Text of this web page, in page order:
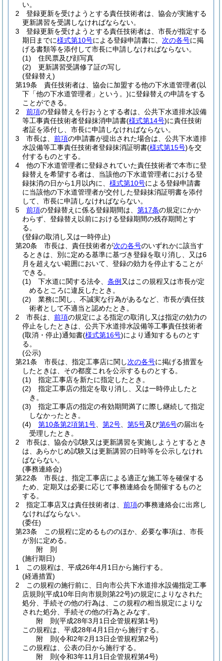
い。
2
登録更新を受けようとする責任技術者は、協会が実施する
更新講習を受講しなければならない。
3
登録更新を受けようとする責任技術者は、市長が指定する
期日までに様式第10号による登録申請書に、 次の各号に掲
げる書類等を添付して市長に申請しなければならない。
(1)
住民票及び顔写真
(2)
更新講習受講修了証の写し
(登録替え)
第19条
責任技術者は、協会に加盟する他の下水道管理者(以
下「他の下水道管理者」という。)に登録替えの申請をする
ことができる。
2
前項の登録替えを行おうとする者は、公共下水道排水設備
等工事責任技術者登録抹消申請書(様式第14号)に責任技術
者証を添付し、市長に申請しなければならない。
3
市長は、 前項の申請書が提出された場合は、公共下水道排
水設備等工事責任技術者登録抹消証明書(様式第15号)を交
付するものとする。
4
他の下水道管理者に登録されていた責任技術者で本市に登
録替えを希望する者は、当該他の下水道管理者における登
録抹消の日から1月以内に、 様式第10号による登録申請書
に当該他の下水道管理者が交付した登録抹消証明書を添付
して、市長に申請しなければならない。
5
前項の登録替えに係る登録期間は、 第17条の規定にかか
わらず、登録替え以前における登録期間の残存期間とす
る。
(登録の取消し又は一時停止)
第20条
市長は、責任技術者が次の各号のいずれかに該当す
るときは、別に定める基準に基づき登録を取り消し、又は6
月を超えない範囲において、登録の効力を停止することが
できる。
(1)
下水道に関する法令、 条例 又はこの規程又は市長が定
めるところに違反したとき。
(2)
業務に関し、不誠実な行為があるなど、市長が責任技
術者として不適当と認めたとき。
2
市長は、 前項の規定による指定の取消し又は指定の効力の
停止をしたときは、公共下水道排水設備等工事責任技術者
(取消・停止)通知書(様式第16号)により通知するものとす
る。
(公示)
第21条
市長は、指定工事店に関し次の各号に掲げる措置を
したときは、その都度これを公示するものとする。
(1)
指定工事店を新たに指定したとき。
(2)
指定工事店の指定を取り消し、又は一時停止したと
き。
(3)
指定工事店の指定の有効期間満了に際し継続して指定
しなかったとき。
(4)
第10条第2項第1号 第2号 第5号及び第6号の届出を
受理したとき。
2
市長は、協会が試験又は更新講習を実施しようとするとき
は、あらかじめ試験又は更新講習の日時等を公示しなけれ
ばならない。
(事務連絡会)
第22条
市長は、指定工事店による適正な施工等を確保する
ため、定期又は必要に応じて事務連絡会を開催するものと
する。
2
指定工事店又は責任技術者は、 前項の事務連絡会に出席し
なければならない。
(委任)
第23条
この規程に定めるもののほか、必要な事項は、市長
が別に定める。
附 則
(施行期日)
1
この規程は、平成26年4月1日から施行する。
(経過措置)
2
この規程の施行前に、日向市公共下水道排水設備指定工事
店規則 (平成10年日向市規則第22号)の規定によりなされた
処分、手続その他の行為は、この規程の相当規定によりな
された処分、手続その他の行為とみなす。
附 則(平成28年3月1日企管規程第1号)
この規程は、平成28年4月1日から施行する。
附 則(令和2年2月13日企管規程第2号)
この規程は、公表の日から施行する。
附 則(令和3年11月1日企管規程第4号)